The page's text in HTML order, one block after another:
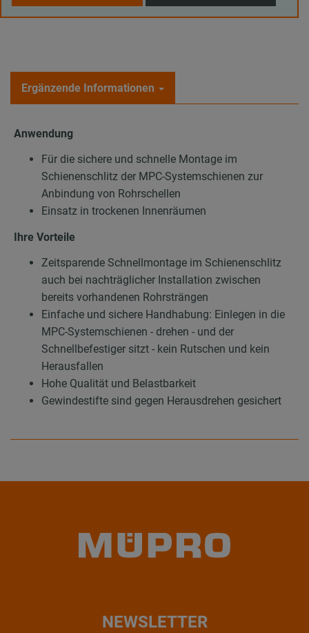
Ergänzende Informationen
Anwendung
Für die sichere und schnelle Montage im
Schienenschlitz der MPC-Systemschienen zur
Anbindung von Rohrschellen
Einsatz in trockenen Innenräumen
Ihre Vorteile
Zeitsparende Schnellmontage im Schienenschlitz
auch bei nachträglicher Installation zwischen
bereits vorhandenen Rohrsträngen
Einfache und sichere Handhabung: Einlegen in die
MPC-Systemschienen - drehen - und der
Schnellbefestiger sitzt - kein Rutschen und kein
Herausfallen
Hohe Qualität und Belastbarkeit
Gewindestifte sind gegen Herausdrehen gesichert
NEWSLETTER